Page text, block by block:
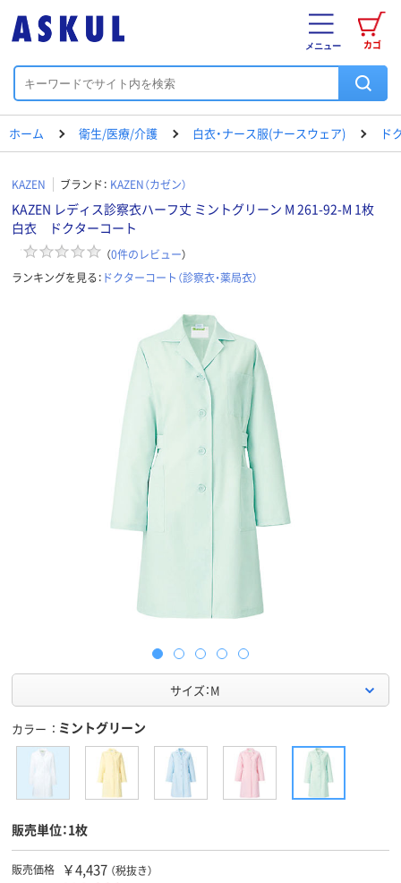
カゴ
メニュー
ホーム 衛生/医療/介護 白衣・ナース服(ナースウェア) ド
KAZEN ブランド： KAZEN（カゼン）
KAZEN レディス診察衣ハーフ丈 ミントグリーン M 261-92-M 1枚
白衣 ドクターコート
（0件のレビュー）
ランキングを見る： ドクターコート（診察衣・薬局衣）
サイズ：M
カラー ミントグリーン
販売単位：1枚
販売価格 ￥4,437 （税抜き）